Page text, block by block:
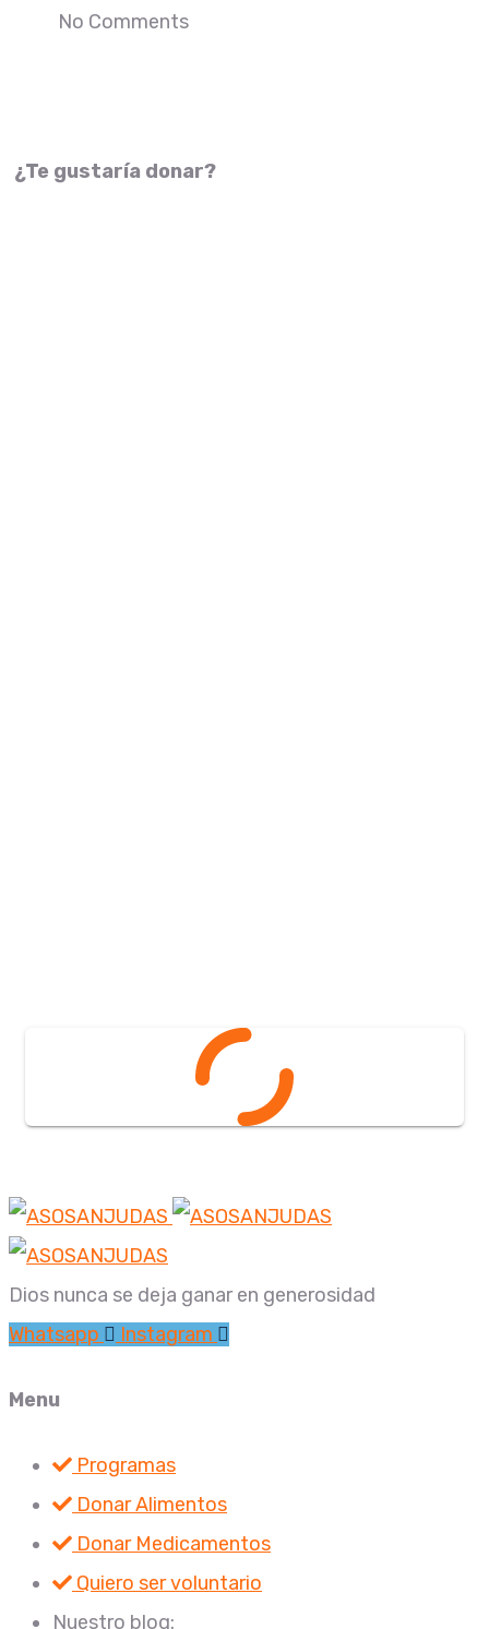
No Comments
¿Te gustaría donar?
Dios nunca se deja ganar en generosidad
Whatsapp
Instagram
Menu
Programas
Donar Alimentos
Donar Medicamentos
Quiero ser voluntario
Nuestro blog: